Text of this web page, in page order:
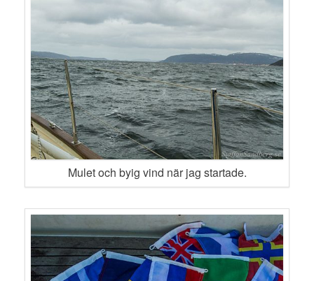
Mulet och byig vind när jag startade.